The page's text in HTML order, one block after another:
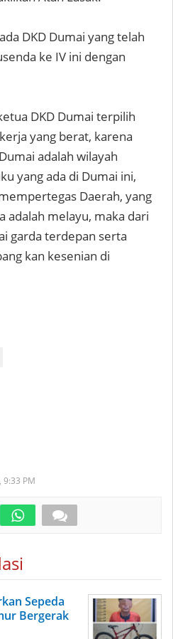
DKD Dumai yang telah
ke IV ini dengan
DKD Dumai terpilih
yang berat, karena
adalah wilayah
yang ada di Dumai ini,
Daerah, yang
adalah melayu, maka dari
garda terdepan serta
kan kesenian di
9:33 PM
Sepeda
Bergerak